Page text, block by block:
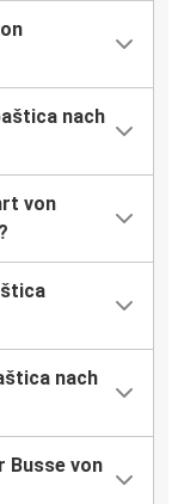
nach
von
nach
Busse von